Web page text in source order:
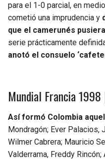
para el 1-0 parcial, en
cometió una imprudencia y
que el camerunés
serie prácticamente
anotó el consuelo
Mundial Francia
Así formó Colombia
Mondragón; Ever Palacios,
Wilmer Cabrera; Mauricio
Valderrama, Freddy